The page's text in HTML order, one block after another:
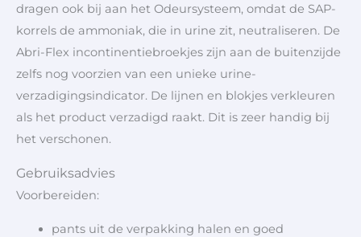
dragen ook bij aan het Odeursysteem, omdat de SAP-
korrels de ammoniak, die in urine zit, neutraliseren. De
Abri-Flex incontinentiebroekjes zijn aan de buitenzijde
zelfs nog voorzien van een unieke urine-
verzadigingsindicator. De lijnen en blokjes verkleuren
als het product verzadigd raakt. Dit is zeer handig bij
het verschonen.
Gebruiksadvies
Voorbereiden:
pants uit de verpakking halen en goed